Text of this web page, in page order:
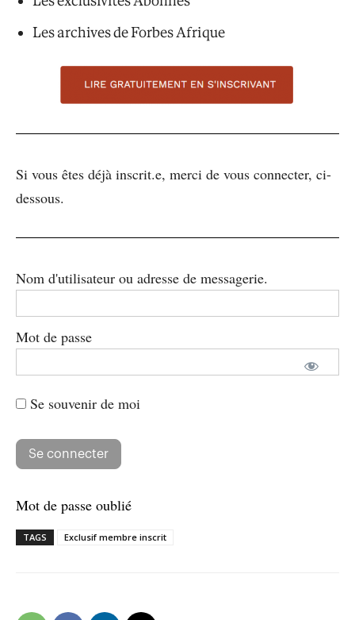
Les archives de Forbes Afrique
Si vous êtes déjà inscrit.e, merci de vous connecter, ci-
dessous.
Nom d'utilisateur ou adresse de messagerie.
Mot de passe
Se souvenir de moi
Mot de passe oublié
TAGS Exclusif membre inscrit